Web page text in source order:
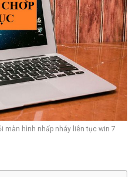
màn hình nhấp nháy liên tục win 7